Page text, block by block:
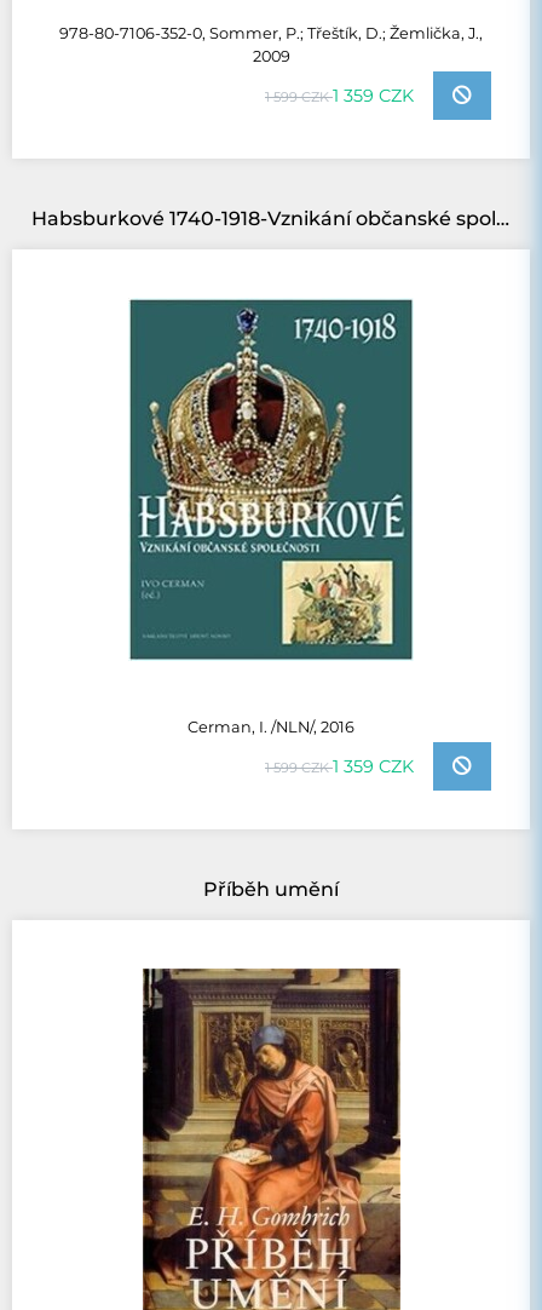
978-80-7106-352-0, Sommer, P.; Třeštík, D.; Žemlička, J.,
2009
1 599 CZK1 359 CZK
Habsburkové 1740-1918-Vznikání občanské společnosti
Cerman, I. /NLN/, 2016
1 599 CZK1 359 CZK
Příběh umění